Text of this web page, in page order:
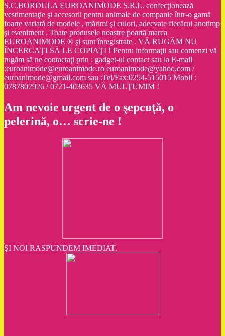
S.C.BORDULA EUROANIMODE S.R.L. confecţionează
vestimentaţie şi accesorii pentru animale de companie într-o gamă
foarte variată de modele , mărimi şi culori, adecvate fiecărui anotimp
şi eveniment . Toate produsele noastre poartă marca
EUROANIMODE ® şi sunt înregistrate . VĂ RUGĂM NU
ÎNCERCAŢI SĂ LE COPIAŢI ! Pentru informaţii sau comenzi vă
rugăm să ne contactaţi prin : gadget-ul contact sau la E-mail
:euroanimode@euroanimode.ro euroanimode@yahoo.com /
euroanimode@gmail.com sau :Tel/Fax:0254-515015 Mobil :
0787802926 / 0721-403635 VĂ MULŢUMIM !
Am nevoie urgent de o şepcuţă, o
pelerină, o… scrie-ne !
ŞI NOI RASPUNDEM IMEDIAT.